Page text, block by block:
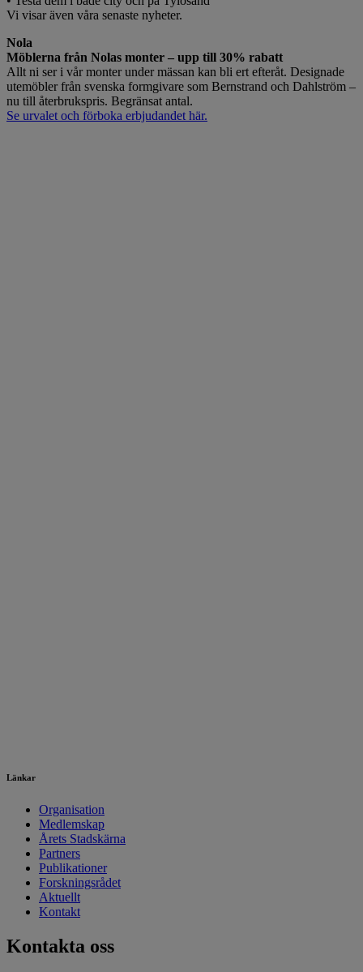
Vi visar även våra senaste nyheter.
Nola
Möblerna från Nolas monter – upp till 30% rabatt
Allt ni ser i vår monter under mässan kan bli ert efteråt. Designade
utemöbler från svenska formgivare som Bernstrand och Dahlström –
nu till återbrukspris. Begränsat antal.
Se urvalet och förboka erbjudandet här.
Länkar
Organisation
Medlemskap
Årets Stadskärna
Partners
Publikationer
Forskningsrådet
Aktuellt
Kontakt
Kontakta oss